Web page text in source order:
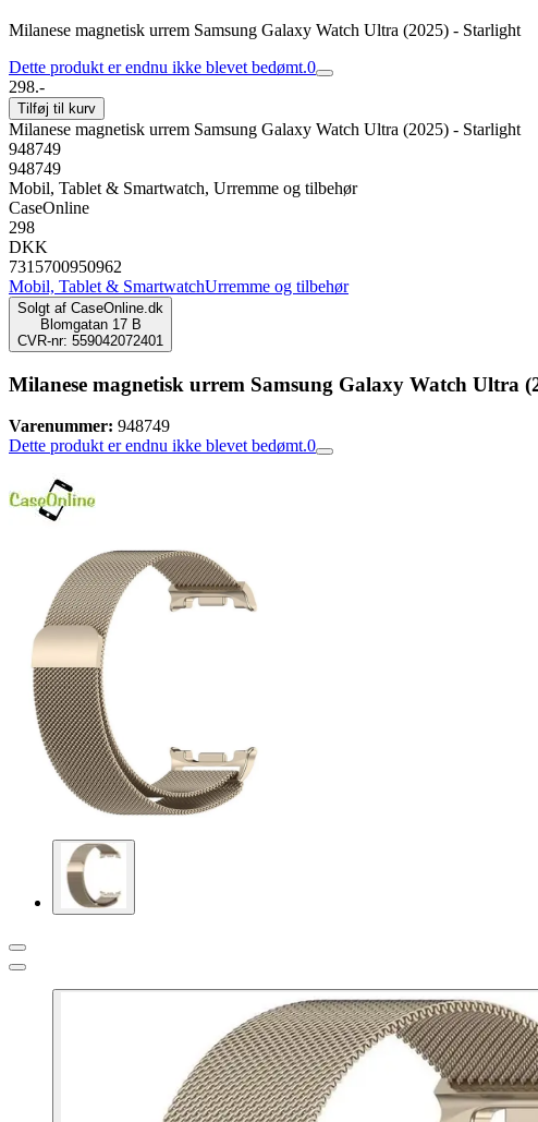
Milanese magnetisk urrem Samsung Galaxy Watch Ultra (2025) - Starlight
Dette produkt er endnu ikke blevet bedømt.0
298.-
Tilføj til kurv
Milanese magnetisk urrem Samsung Galaxy Watch Ultra (2025) - Starlight
948749
948749
Mobil, Tablet & Smartwatch, Urremme og tilbehør
CaseOnline
298
DKK
7315700950962
Mobil, Tablet & SmartwatchUrremme og tilbehør
Solgt af CaseOnline.dk
Blomgatan 17 B
CVR-nr: 559042072401
Milanese magnetisk urrem Samsung Galaxy Watch Ultra
Varenummer: 948749
Dette produkt er endnu ikke blevet bedømt.0